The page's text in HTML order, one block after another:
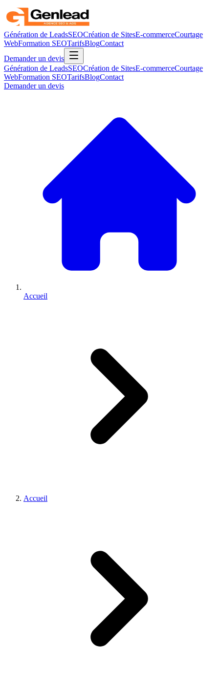
Génération de LeadsSEOCréation de SitesE-commerceCourtage
WebFormation SEOTarifsBlogContact
Demander un devis
Génération de LeadsSEOCréation de SitesE-commerceCourtage
WebFormation SEOTarifsBlogContact
Demander un devis
Accueil
Accueil